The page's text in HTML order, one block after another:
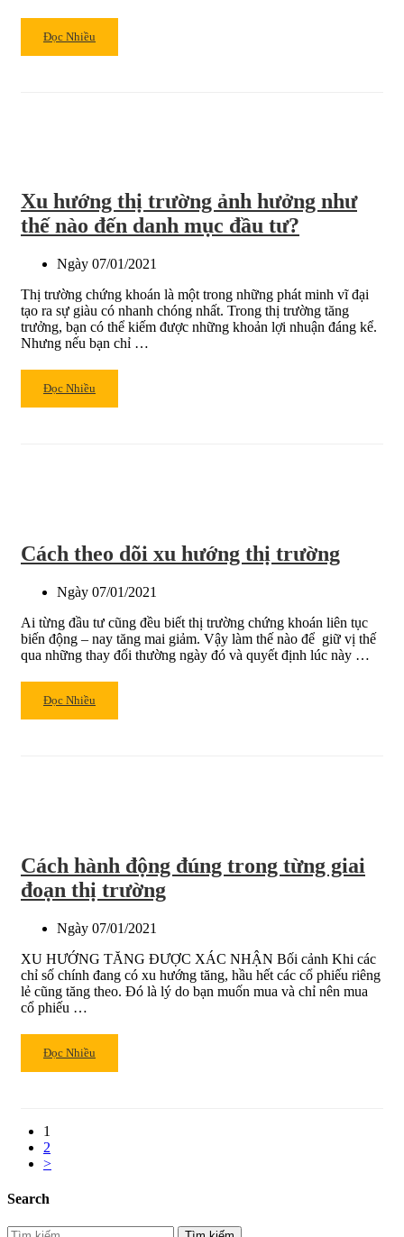
Read
more
sức
mạnh
cho
xác
nhận
FTD
Đọc Nhiều
Xu hướng thị trường ảnh hưởng như
thế nào đến danh mục đầu tư?
Ngày 07/01/2021
Thị trường chứng khoán là một trong những phát minh vĩ đại
tạo ra sự giàu có nhanh chóng nhất. Trong thị trường tăng
trưởng, bạn có thể kiếm được những khoản lợi nhuận đáng kể.
Nhưng nếu bạn chỉ …
Read
more
như
thế
nào
danh
mục
đầu
Đọc Nhiều
Cách theo dõi xu hướng thị trường
Ngày 07/01/2021
Ai từng đầu tư cũng đều biết thị trường chứng khoán liên tục
biến động – nay tăng mai giảm. Vậy làm thế nào để giữ vị thế
qua những thay đổi thường ngày đó và quyết định lúc này …
Read
more
trường
Đọc Nhiều
Cách hành động đúng trong từng giai
đoạn thị trường
Ngày 07/01/2021
XU HƯỚNG TĂNG ĐƯỢC XÁC NHẬN Bối cảnh Khi các
chỉ số chính đang có xu hướng tăng, hầu hết các cổ phiếu riêng
lẻ cũng tăng theo. Đó là lý do bạn muốn mua và chỉ nên mua
cổ phiếu …
Read
more
hành
động
đúng
từng
đoạn
Đọc Nhiều
1
2
>
Search
Tìm